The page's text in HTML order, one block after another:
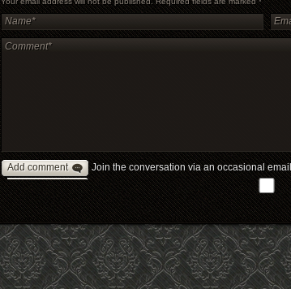
Add comment Join the conversation via an occasional email